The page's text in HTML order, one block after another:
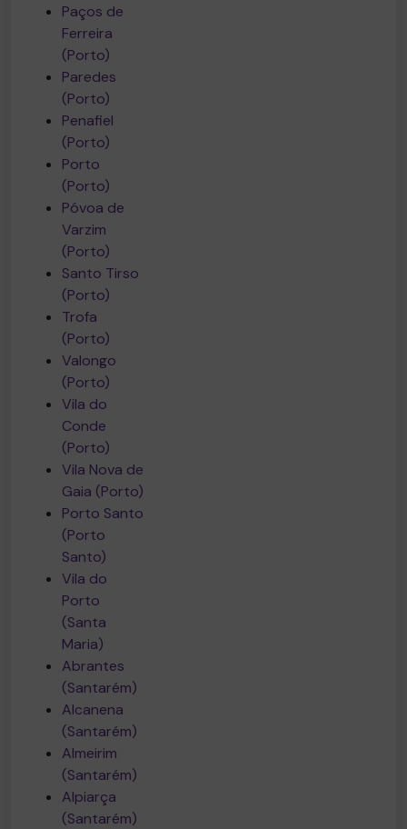
Paços de
Ferreira
(Porto)
Paredes
(Porto)
Penafiel
(Porto)
Porto
(Porto)
Póvoa de
Varzim
(Porto)
Santo Tirso
(Porto)
Trofa
(Porto)
Valongo
(Porto)
Vila do
Conde
(Porto)
Vila Nova de
Gaia (Porto)
Porto Santo
(Porto
Santo)
Vila do
Porto
(Santa
Maria)
Abrantes
(Santarém)
Alcanena
(Santarém)
Almeirim
(Santarém)
Alpiarça
(Santarém)